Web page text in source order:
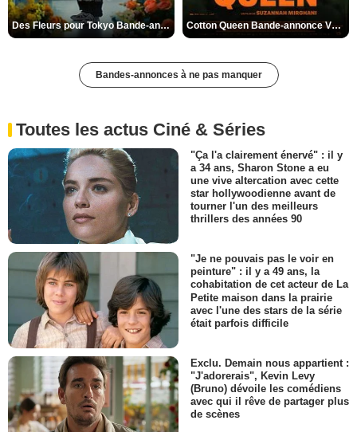
Des Fleurs pour Tokyo Bande-annonce VO STFR Cotton Queen Bande-annonce VO STFR
Bandes-annonces à ne pas manquer
Toutes les actus Ciné & Séries
"Ça l'a clairement énervé" : il y
a 34 ans, Sharon Stone a eu
une vive altercation avec cette
star hollywoodienne avant de
tourner l'un des meilleurs
thrillers des années 90
"Je ne pouvais pas le voir en
peinture" : il y a 49 ans, la
cohabitation de cet acteur de La
Petite maison dans la prairie
avec l'une des stars de la série
était parfois difficile
Exclu. Demain nous appartient :
"J'adorerais", Kevin Levy
(Bruno) dévoile les comédiens
avec qui il rêve de partager plus
de scènes